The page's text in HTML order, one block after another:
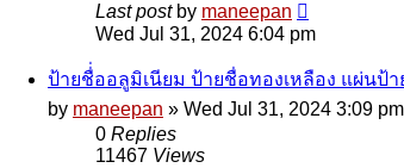
Last post by maneepan
Wed Jul 31, 2024 6:04 pm
ป้ายชื่่ออลูมิเนียม ป้ายชื่อทองเหลือง แผ่นป้า
by maneepan » Wed Jul 31, 2024 3:09 pm
0 Replies
11467 Views